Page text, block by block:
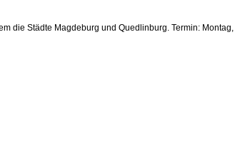
die Städte Magdeburg und Quedlinburg. Termin: Montag,